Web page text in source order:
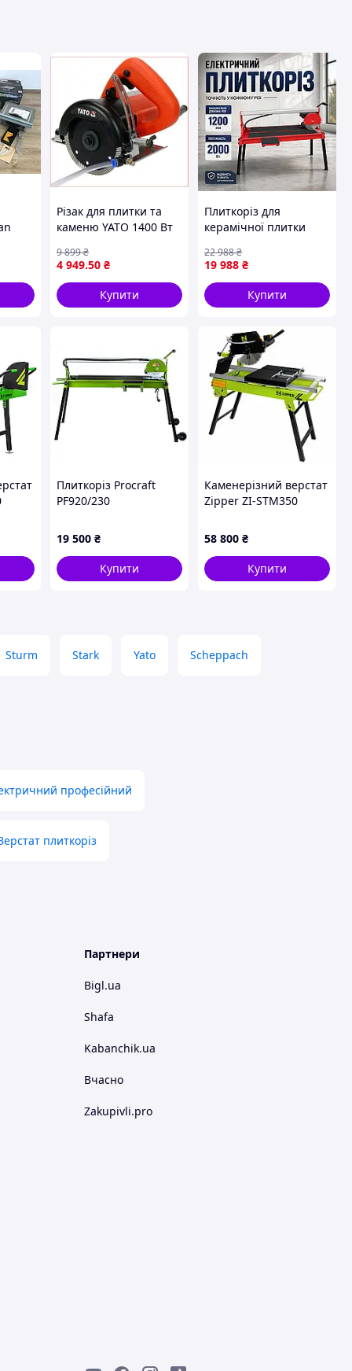
Різак для плитки та
каменю YATO 1400 Вт
алмазним диском для
мокрого та сухого
різання
4 949.50 ₴
9 899₴
Купити
Плиткоріз для
керамічної плитки
мм верстат для плитки
верстат стаціонарний
для різання
кермограніту
19 988 ₴
22 988₴
Купити
кВт
Плиткоріз Procraft
PF920/230
19 500 ₴
Купити
Каменерізний верстат
Zipper ZI-STM350
58 800 ₴
Купити
Sturm Stark Yato Scheppach
професійний
плиткоріз
Партнери
Bigl.ua
Shafa
Kabanchik.ua
Вчасно
Zakupivli.pro